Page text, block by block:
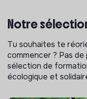
Notre
Tu souhaites te
commencer ? Pas
sélection de
écologique et